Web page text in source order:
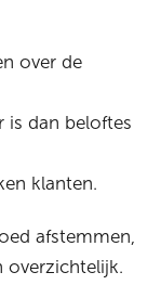
over de
is dan beloftes
klanten.
afstemmen,
overzichtelijk.